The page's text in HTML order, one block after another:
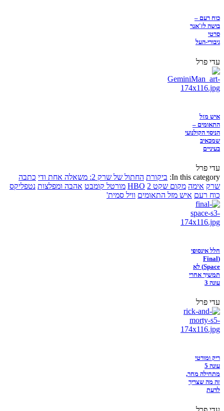
כוח רעם –
בושה לז'אנר
סרטי
גיבורי-העל
עדי פרל
איש מזל
התאומים –
הניסוי הקולנועי
שמכאיב
בעיניים
עדי פרל
In this category: ביקורת החתול של שרק 2: משאלה אחת ודי
כתבה
שרק אימה מקום שקט 2 HBO מורטל קומבט אהבה ומפלצות נטפליקס
כוח רעם איש מזל התאומים וויל סמית'
חלל אינסופי
(Final
Space) לא
תמשיך אחרי
עונה 3
עדי פרל
ריק ומורטי
עונה 5
מתחילה מחר,
זה מה שצריך
לדעת